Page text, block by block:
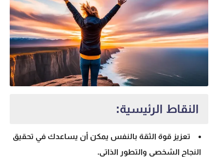
النقاط الرئيسية:
تعزيز قوة الثقة بالنفس يمكن أن يساعدك في تحقيق
النجاح الشخصي والتطور الذاتي.